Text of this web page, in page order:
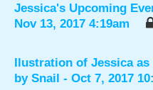
Jessica's Upcoming
Nov 13, 2017 4:19am
Ilustration of Jessica
by Snail - Oct 7, 2017